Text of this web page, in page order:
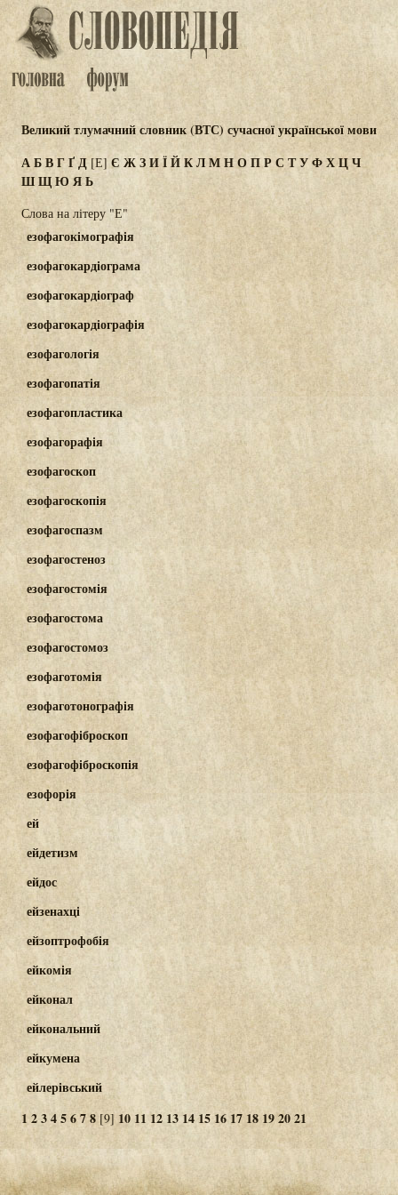
Великий тлумачний словник (ВТС) сучасної української мови
АБВГҐД[Е]Є ЖЗИЇЙКЛМНОПР СТУФХЦЧ
ШЩЮЯЬ
Слова на літеру "Е"
езофагокімографія
езофагокардіограма
езофагокардіограф
езофагокардіографія
езофагологія
езофагопатія
езофагопластика
езофагорафія
езофагоскоп
езофагоскопія
езофагоспазм
езофагостеноз
езофагостомія
езофагостома
езофагостомоз
езофаготомія
езофаготонографія
езофагофіброскоп
езофагофіброскопія
езофорія
ей
ейдетизм
ейдос
ейзенахці
ейзоптрофобія
ейкомія
ейконал
ейкональний
ейкумена
ейлерівський
12345678 [9] 10 11 12 1314 1516 17 18 192021